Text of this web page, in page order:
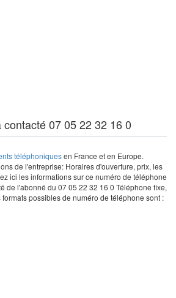
07 05 22 32 16 0
téléphoniquesen France et en Europe.
de l'entreprise: Horaires d'ouverture, prix, les
ici les informations sur ce numéro de téléphone
de l'abonné du 07 05 22 32 16 0 Téléphone fixe,
possibles de numéro de téléphone sont :